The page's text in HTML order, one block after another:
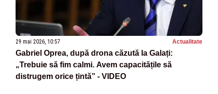
29 mai 2026, 10:57 Actualitate
Gabriel Oprea, după drona căzută la Galați:
„Trebuie să fim calmi. Avem capacitățile să
distrugem orice țintă” - VIDEO